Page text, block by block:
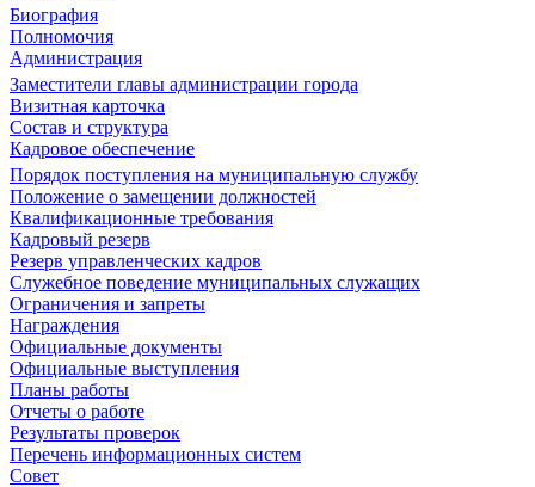
Биография
Полномочия
Администрация
Заместители главы администрации города
Визитная карточка
Состав и структура
Кадровое обеспечение
Порядок поступления на муниципальную службу
Положение о замещении должностей
Квалификационные требования
Кадровый резерв
Резерв управленческих кадров
Служебное поведение муниципальных служащих
Ограничения и запреты
Награждения
Официальные документы
Официальные выступления
Планы работы
Отчеты о работе
Результаты проверок
Перечень информационных систем
Совет